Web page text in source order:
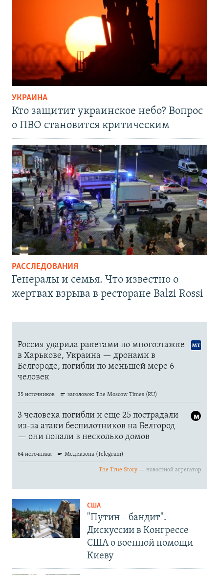
УКРАИНА
Кто защитит украинское небо? Вопрос
о ПВО становится критическим
РАССЛЕДОВАНИЯ
Генералы и семья. Что известно о
жертвах взрыва в ресторане Balzi Rossi
США
"Путин – бандит".
Дискуссии в Конгрессе
США о военной помощи
Киеву